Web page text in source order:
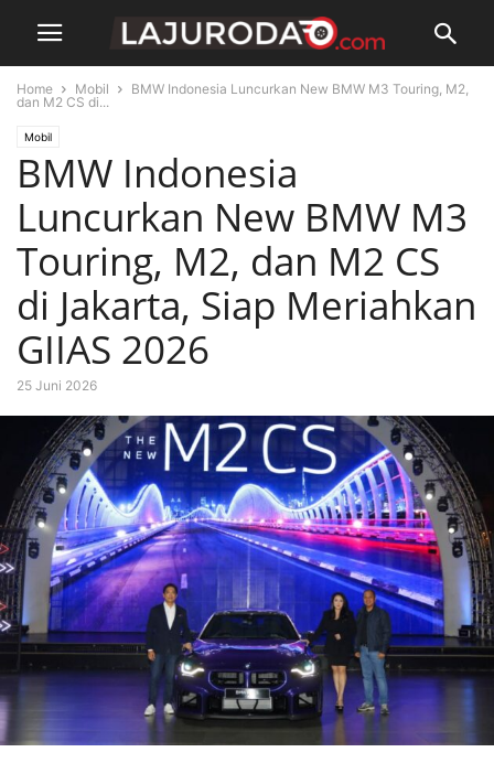
Home Mobil
BMW Indonesia Luncurkan New BMW M3 Touring, M2,
dan M2 CS di...
Mobil
BMW Indonesia
Luncurkan New BMW M3
Touring, M2, dan M2 CS
di Jakarta, Siap Meriahkan
GIIAS 2026
25 Juni 2026